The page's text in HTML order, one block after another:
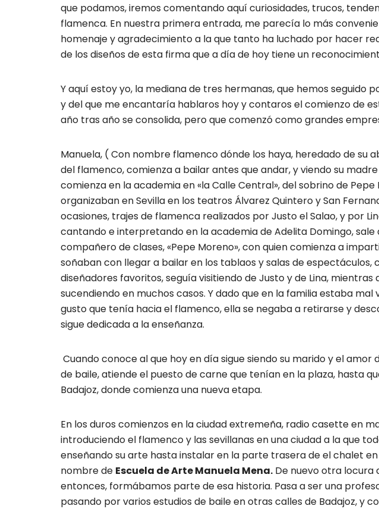
que podamos, iremos comentando aquí curiosidades, trucos,
flamenca. En nuestra primera entrada, me parecía lo más
homenaje y agradecimiento a la que tanto ha luchado por hacer
de los diseños de esta firma que a día de hoy tiene un
Y aquí estoy yo, la mediana de tres hermanas, que hemos
y del que me encantaría hablaros hoy y contaros el comienzo de
año tras año se consolida, pero que comenzó como grandes
Manuela, ( Con nombre flamenco dónde los haya, heredado de su
del flamenco, comienza a bailar antes que andar, y viendo su
comienza en la academia en «la Calle Central», del sobrino de
organizaban en Sevilla en los teatros Álvarez Quintero y San
ocasiones, trajes de flamenca realizados por Justo el Salao, y por
cantando e interpretando en la academia de Adelita Domingo,
compañero de clases, «Pepe Moreno», con quien comienza a
soñaban con llegar a bailar en los tablaos y salas de espectáculos,
diseñadores favoritos, seguía visitiendo de Justo y de Lina,
sucendiendo en muchos casos. Y dado que en la familia estaba
gusto que tenía hacia el flamenco, ella se negaba a retirarse y
sigue dedicada a la enseñanza.
Cuando conoce al que hoy en día sigue siendo su marido y el
de baile, atiende el puesto de carne que tenían en la plaza, hasta
Badajoz, donde comienza una nueva etapa.
En los duros comienzos en la ciudad extremeña, radio casette en
introduciendo el flamenco y las sevillanas en una ciudad a la que
enseñando su arte hasta instalar en la parte trasera de el chalet
nombre de Escuela de Arte Manuela Mena. De nuevo otra locura
entonces, formábamos parte de esa historia. Pasa a ser una
pasando por varios estudios de baile en otras calles de Badajoz, y